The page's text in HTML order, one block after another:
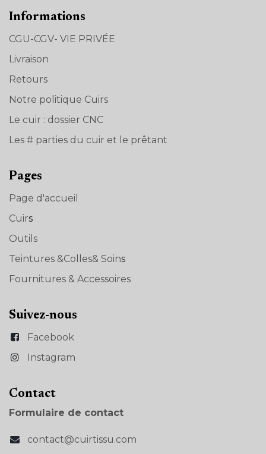
Informations
CGU-CGV- VIE PRIVÉE
Livraison
Retours
Notre politique Cuirs
Le cuir : dossier CNC
Les # parties du cuir et le prêtant
Pages
Page d'accueil
Cuirs
Outils
Teintures &Colles& Soins
Fournitures & Accessoires
Suivez-nous
Facebook
Instagram
Con​tact
Formulaire de contact
contact@cuirtissu.com